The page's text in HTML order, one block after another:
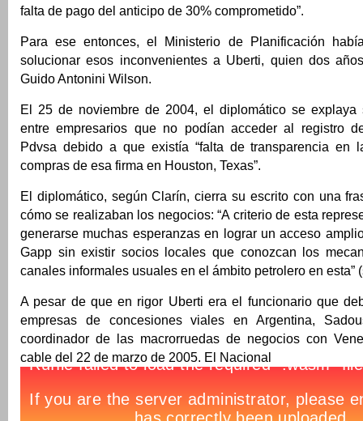
falta de pago del anticipo de 30% comprometido”.
Para ese entonces, el Ministerio de Planificación
solucionar esos inconvenientes a Uberti, quien dos
Guido Antonini Wilson.
El 25 de noviembre de 2004, el diplomático se explaya
entre empresarios que no podían acceder al registro
Pdvsa debido a que existía “falta de transparencia en
compras de esa firma en Houston, Texas”.
El diplomático, según Clarín, cierra su escrito con una
cómo se realizaban los negocios: “A criterio de esta
generarse muchas esperanzas en lograr un acceso
Gapp sin existir socios locales que conozcan los
canales informales usuales en el ámbito petrolero en esta”
A pesar de que en rigor Uberti era el funcionario que
empresas de concesiones viales en Argentina,
coordinador de las macrorruedas de negocios con
cable del 22 de marzo de 2005. El Nacional